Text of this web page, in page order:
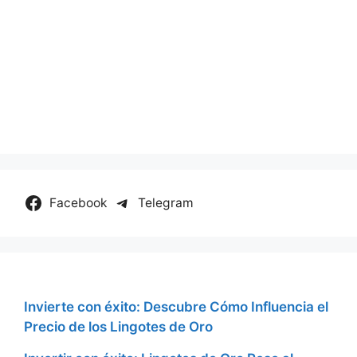
Facebook Telegram
Invierte con éxito: Descubre Cómo Influencia el
Precio de los Lingotes de Oro